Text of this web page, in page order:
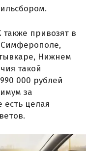
также привозят в
Нижнем
такой
000 рублей
за
есть целая